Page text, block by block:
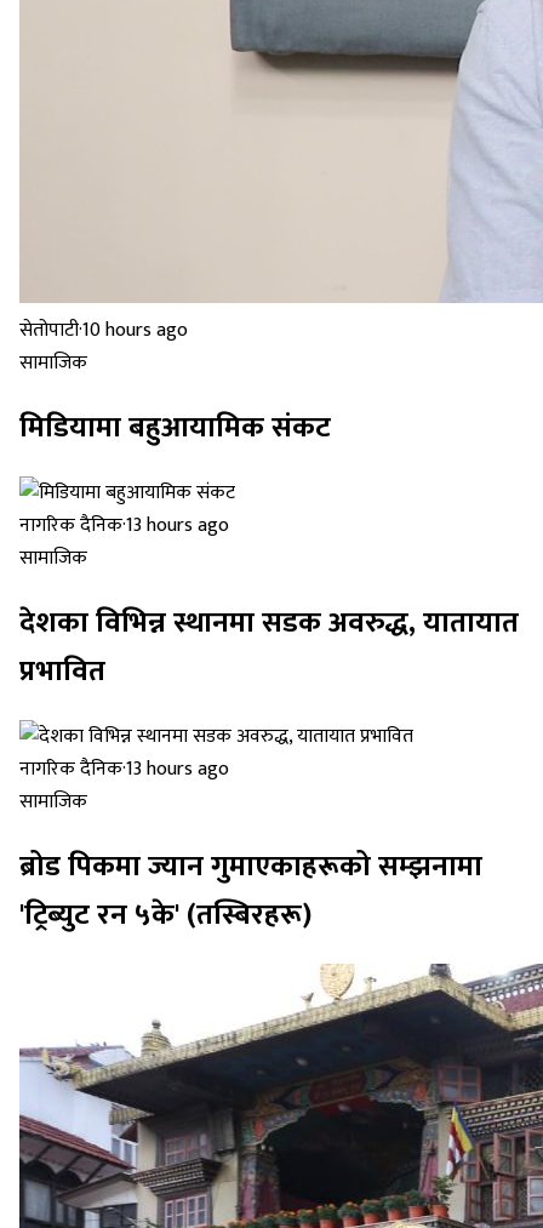
सेतोपाटी·10 hours ago
सामाजिक
मिडियामा बहुआयामिक संकट
नागरिक दैनिक·13 hours ago
सामाजिक
देशका विभिन्न स्थानमा सडक अवरुद्ध, यातायात
प्रभावित
नागरिक दैनिक·13 hours ago
सामाजिक
ब्रोड पिकमा ज्यान गुमाएकाहरूको सम्झनामा
'ट्रिब्युट रन ५के' (तस्बिरहरू)